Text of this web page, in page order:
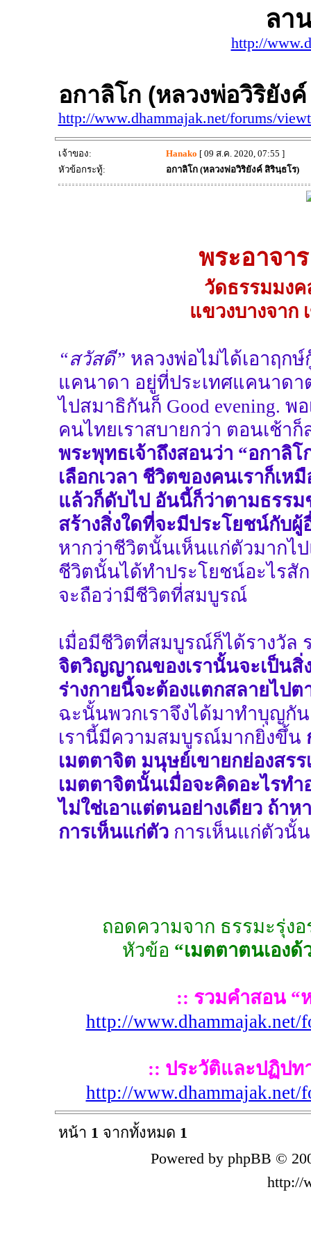
ลา
http://
อกาลิโก (หลวงพ่อวิริยัง
http://www.dhammajak.net/forums/
เจ้าของ: Hanako [ 09 ส.ค. 2020, 07:55 ]
หัวข้อกระทู้:
อกาลิโก (หลวงพ่อวิริยังค์ สิรินฺธโร)
พระอาจา
วัดธรรมมง
แขวงบางจาก
“สวัสดี” หลวงพ่อไม่ได้เอาฤก
แคนาดา อยู่ที่ประเทศแคนาดา
ไปสมาธิกันก็ Good evening. พ
คนไทยเราสบายกว่า ตอนเช้า
พระพุทธเจ้าถึงสอนว่า “อกาลิ
เลือกเวลา ชีวิตของคนเราก็เห
แล้วก็ดับไป อันนี้ก็ว่าตามธรรม
สร้างสิ่งใดที่จะมีประโยชน์กั
หากว่าชีวิตนั้นเห็นแก่ตัวมากไ
ชีวิตนั้นได้ทำประโยชน์อะไรสั
จะถือว่ามีชีวิตที่สมบูรณ์
เมื่อมีชีวิตที่สมบูรณ์ก็ได้รางวัล
จิตวิญญาณของเรานั้นจะเป็นสิ่
ร่างกายนี้จะต้องแตกสลายไปต
ฉะนั้นพวกเราจึงได้มาทำบุญกั
เรานี้มีความสมบูรณ์มากยิ่งขึ้น
เมตตาจิต มนุษย์เขายกย่องสร
เมตตาจิตนั้นเมื่อจะคิดอะไรท
ไม่ใช่เอาแต่ตนอย่างเดียว ถ้าห
การเห็นแก่ตัวการเห็นแก่ตัวนั้น
ถอดความจาก ธรรมะรุ่
หัวข้อ “เมตตาตนเอง
:: รวมคำสอน “
http://
:: ประวัติและปฏิปท
http://
หน้า 1 จากทั้งหมด 1
Powered by phpBB ©
http://